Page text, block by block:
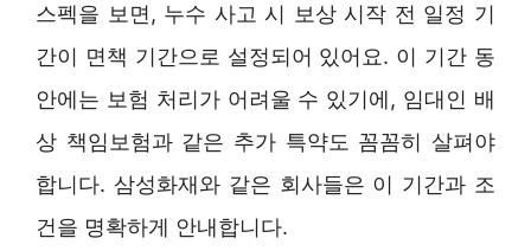
스펙을 보면, 누수 사고 시 보상 시작 전 일정 기
간이 면책 기간으로 설정되어 있어요. 이 기간 동
안에는 보험 처리가 어려울 수 있기에, 임대인 배
상 책임보험과 같은 추가 특약도 꼼꼼히 살펴야
합니다. 삼성화재와 같은 회사들은 이 기간과 조
건을 명확하게 안내합니다.